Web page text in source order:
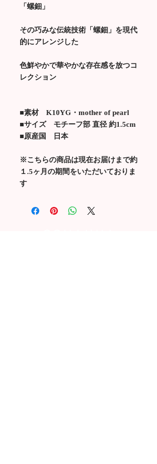
「螺鈿」
その巧みな伝統技術「螺鈿」を現代
的にアレンジした
色鮮やかで華やかな存在感を放つコ
レクション
■素材 K10YG・mother of pearl
■サイズ モチーフ部 直径 約1.5cm
■原産国 日本
※こちらの商品は現在お届けまで約
１.5ヶ月の期間をいただいておりま
す